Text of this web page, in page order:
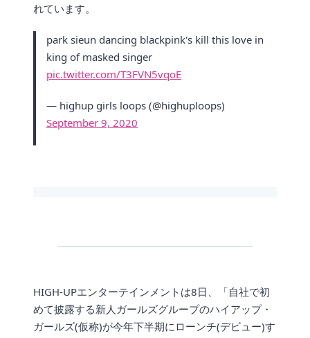
れています。
park sieun dancing blackpink's kill this love in
king of masked singer
pic.twitter.com/T3FVN5vqoE
— highup girls loops (@highuploops)
September 9, 2020
HIGH-UPエンターテインメントは8日、「自社で初
めて披露する新人ガールズグループのハイアップ・
ガールズ(仮称)が今年下半期にローンチ(デビュー)す